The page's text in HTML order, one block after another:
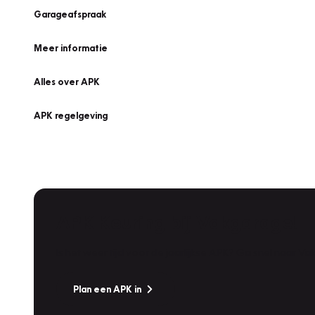
Garageafspraak
Meer informatie
Alles over APK
APK regelgeving
Plan een APK in